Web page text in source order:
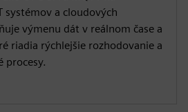
systémov a cloudových
výmenu dát v reálnom čase a
riadia rýchlejšie rozhodovanie a
procesy.